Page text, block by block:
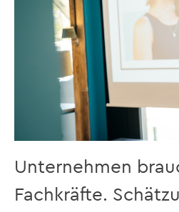
Unternehmen
Fachkräfte.